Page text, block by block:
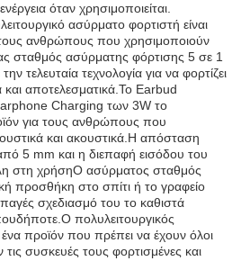
όταν χρησιμοποιείται.
ασύρματο φορτιστή είναι
τους ανθρώπους που χρησιμοποιούν
σταθμός ασύρματης φόρτισης 5 σε 1
τελευταία τεχνολογία για να φορτίζει
αποτελεσματικά.Το Earbud
Charging των 3W το
για τους ανθρώπους που
και ακουστικά.Η απόσταση
5 mm και η διεπαφή εισόδου του
στη χρήσηΟ ασύρματος σταθμός
προσθήκη στο σπίτι ή το γραφείο
σχεδιασμό του το καθιστά
πολυλειτουργικός
προϊόν που πρέπει να έχουν όλοι
συσκευές τους φορτισμένες και